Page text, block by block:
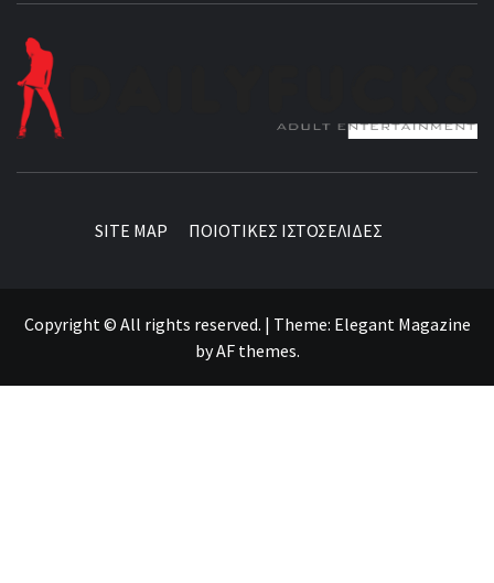
SITE MAP ΠΟΙΟΤΙΚΕΣ ΙΣΤΟΣΕΛΙΔΕΣ
Copyright © All rights reserved. | Theme: Elegant Magazine
byAF themes.